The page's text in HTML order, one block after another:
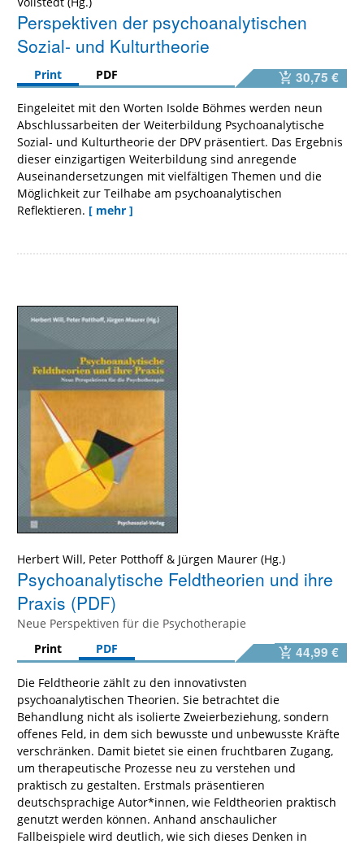
Perspektiven der psychoanalytischen
Sozial- und Kulturtheorie
Print PDF 30,75 €
Eingeleitet mit den Worten Isolde Böhmes werden neun
Abschlussarbeiten der Weiterbildung Psychoanalytische
Sozial- und Kulturtheorie der DPV präsentiert. Das Ergebnis
dieser einzigartigen Weiterbildung sind anregende
Auseinandersetzungen mit vielfältigen Themen und die
Möglichkeit zur Teilhabe am psychoanalytischen
Reflektieren. [ mehr ]
Herbert Will, Peter Potthoff & Jürgen Maurer
Psychoanalytische Feldtheorien und ihre
Praxis (PDF)
Neue Perspektiven für die Psychotherapie
Print
PDF 44,99 €
Die Feldtheorie zählt zu den innovativsten
psychoanalytischen Theorien. Sie betrachtet die
Behandlung nicht als isolierte Zweierbeziehung, sondern
offenes Feld, in dem sich bewusste und unbewusste Kräfte
verschränken. Damit bietet sie einen fruchtbaren Zugang,
um therapeutische Prozesse neu zu verstehen und
praktisch zu gestalten. Erstmals präsentieren
deutschsprachige Autor*innen, wie Feldtheorien praktisch
genutzt werden können. Anhand anschaulicher
Fallbeispiele wird deutlich, wie sich dieses Denken in